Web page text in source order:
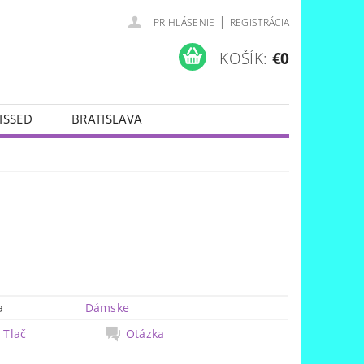
PRIHLÁSENIE | REGISTRÁCIA
KOŠÍK: €0
BRATISLAVA
Dámske
Tlač
Otázka